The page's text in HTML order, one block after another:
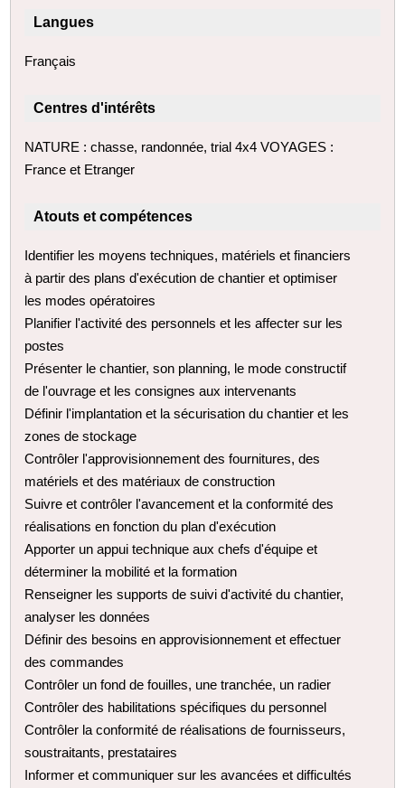
Langues
Français
Centres d'intérêts
NATURE : chasse, randonnée, trial 4x4 VOYAGES :
France et Etranger
Atouts et compétences
Identifier les moyens techniques, matériels et financiers
à partir des plans d'exécution de chantier et optimiser
les modes opératoires
Planifier l'activité des personnels et les affecter sur les
postes
Présenter le chantier, son planning, le mode constructif
de l'ouvrage et les consignes aux intervenants
Définir l'implantation et la sécurisation du chantier et les
zones de stockage
Contrôler l'approvisionnement des fournitures, des
matériels et des matériaux de construction
Suivre et contrôler l'avancement et la conformité des
réalisations en fonction du plan d'exécution
Apporter un appui technique aux chefs d'équipe et
déterminer la mobilité et la formation
Renseigner les supports de suivi d'activité du chantier,
analyser les données
Définir des besoins en approvisionnement et effectuer
des commandes
Contrôler un fond de fouilles, une tranchée, un radier
Contrôler des habilitations spécifiques du personnel
Contrôler la conformité de réalisations de fournisseurs,
sous­traitants, prestataires
Informer et communiquer sur les avancées et difficultés